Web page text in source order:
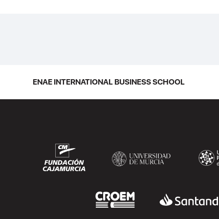
ENAE INTERNATIONAL BUSINESS SCHOOL